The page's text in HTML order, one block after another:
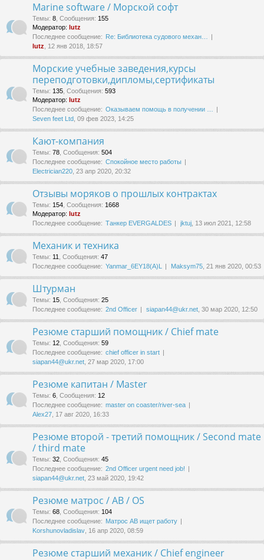
Marine software / Морской софт
Темы: 8 Сообщения: 155
Модератор: lutz
Последнее сообщение: Re: Библиотека судового механ…
lutz , 12 янв 2018, 18:57
Морские учебные заведения,курсы
переподготовки,дипломы,сертификаты
Темы: 135 Сообщения: 593
Модератор: lutz
Последнее сообщение: Оказываем помощь в получении …
Seven feet Ltd , 09 фев 2023, 14:25
Кают-компания
Темы: 78 Сообщения: 504
Последнее сообщение: Спокойное место работы
Electrician220 , 23 апр 2020, 20:32
Отзывы моряков о прошлых контрактах
Темы: 154 Сообщения: 1668
Модератор: lutz
Последнее сообщение: Танкер EVERGALDES jktuj , 13 июл 2021, 12:58
Механик и техника
Темы: 11 Сообщения: 47
Последнее сообщение: Yanmar_6EY18(A)L Maksym75 , 21 янв 2020, 00:53
Штурман
Темы: 15 Сообщения: 25
Последнее сообщение: 2nd Officer siapan44@ukr.net , 30 мар 2020, 12:50
Резюме старший помощник / Chief mate
Темы: 12 Сообщения: 59
Последнее сообщение: chief officer in start
siapan44@ukr.net , 27 мар 2020, 17:00
Резюме капитан / Master
Темы: 6 Сообщения: 12
Последнее сообщение: master on coaster/river-sea
Alex27 , 17 авг 2020, 16:33
Резюме второй - третий помощник / Second mate
/ third mate
Темы: 32 Сообщения: 45
Последнее сообщение: 2nd Officer urgent need job!
siapan44@ukr.net , 23 май 2020, 19:42
Резюме матрос / AB / OS
Темы: 68 Сообщения: 104
Последнее сообщение: Матрос АВ ищет работу
Korshunovladislav , 16 апр 2020, 08:59
Резюме старший механик / Chief engineer